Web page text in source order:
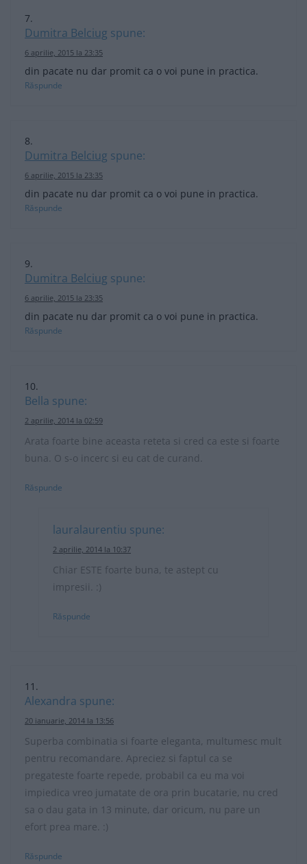
Dumitra Belciug spune:
6 aprilie, 2015 la 23:35
din pacate nu dar promit ca o voi pune in practica.
Răspunde
Dumitra Belciug spune:
6 aprilie, 2015 la 23:35
din pacate nu dar promit ca o voi pune in practica.
Răspunde
Dumitra Belciug spune:
6 aprilie, 2015 la 23:35
din pacate nu dar promit ca o voi pune in practica.
Răspunde
Bella spune:
2 aprilie, 2014 la 02:59
Arata foarte bine aceasta reteta si cred ca este si foarte
buna. O s-o incerc si eu cat de curand.
Răspunde
lauralaurentiu spune:
2 aprilie, 2014 la 10:37
Chiar ESTE foarte buna, te astept cu
impresii. :)
Răspunde
Alexandra spune:
20 ianuarie, 2014 la 13:56
Superba combinatia si foarte eleganta, multumesc mult
pentru recomandare. Apreciez si faptul ca se
pregateste foarte repede, probabil ca eu ma voi
impiedica vreo jumatate de ora prin bucatarie, nu cred
sa o dau gata in 13 minute, dar oricum, nu pare un
efort prea mare. :)
Răspunde